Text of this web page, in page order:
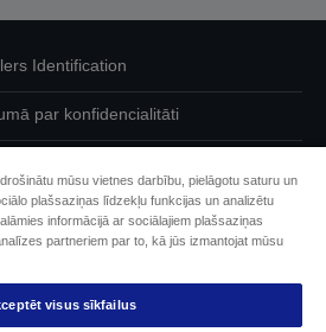
Identification
par konfidencialitāti
mums par saviem datiem
pieejamības nodrošināšanā
mūsu vietnes darbību, pielāgotu saturu un
plašsaziņas līdzekļu funkcijas un analizētu
informācijā ar sociālajiem plašsaziņas
partneriem par to, kā jūs izmantojat mūsu
visus sīkfailus